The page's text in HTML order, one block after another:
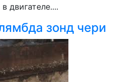
двигателе....
зонд чери